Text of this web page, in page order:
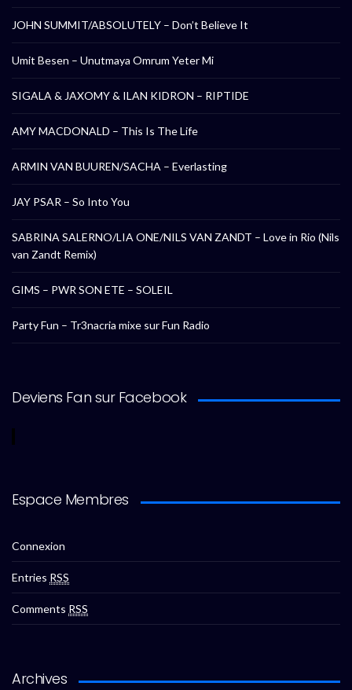
JOHN SUMMIT/ABSOLUTELY – Don’t Believe It
Umit Besen – Unutmaya Omrum Yeter Mi
SIGALA & JAXOMY & ILAN KIDRON – RIPTIDE
AMY MACDONALD – This Is The Life
ARMIN VAN BUUREN/SACHA – Everlasting
JAY PSAR – So Into You
SABRINA SALERNO/LIA ONE/NILS VAN ZANDT – Love in Rio (Nils
van Zandt Remix)
GIMS – PWR SON ETE – SOLEIL
Party Fun – Tr3nacria mixe sur Fun Radio
Deviens Fan sur Facebook
Espace Membres
Connexion
Entries RSS
Comments RSS
Archives